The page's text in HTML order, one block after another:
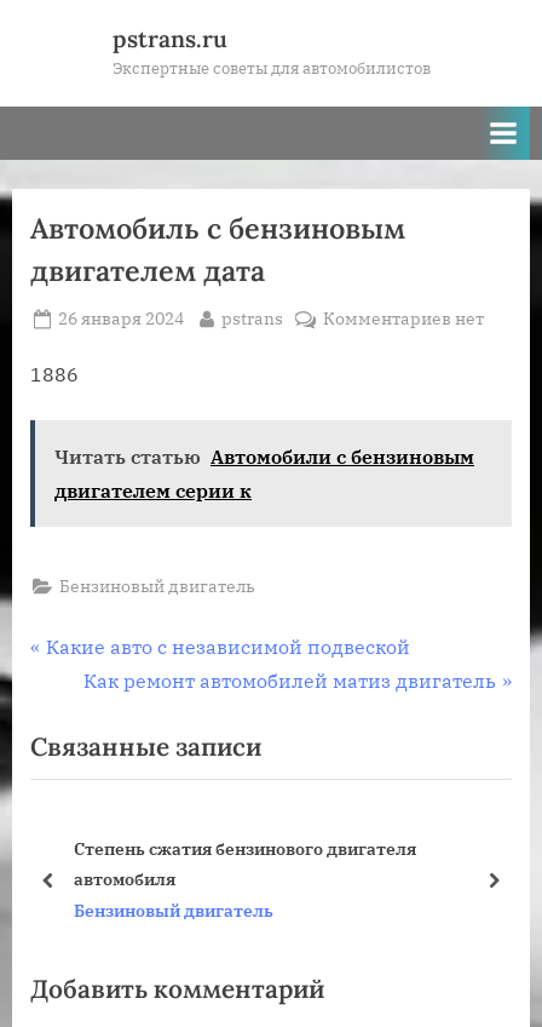
pstrans.ru
Экспертные советы для автомобилистов
Автомобиль с бензиновым
двигателем дата
Posted
26 января 2024 By
pstrans Комментариевкнет
1886
Читать статью Автомобили с бензиновым
двигателем серии к
Бензиновый двигатель
Навигация
записям
П
д
ы
щ
з
Какие авто с независимой подвеской
С
е
д
ю
щ
а
з
Как ремонт автомобилей матиз двигатель
Связанные записи
Степень сжатия бензинового двигателя
автомобиля
Бензиновый двигатель
пред
Добавить комментарий